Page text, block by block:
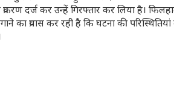
दर्ज कर उन्हें गिरफ्तार कर लिया है।
प्रयास कर रही है कि घटना की